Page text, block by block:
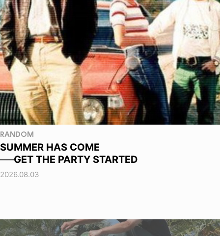
RANDOM
SUMMER HAS COME
──GET THE PARTY STARTED
2026.08.03